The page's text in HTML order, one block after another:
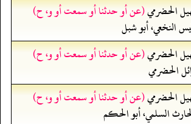
الحضرمي(عن أو حدثنا أو سمعت أو و، ح)
النخعي، أبو شبل
الحضرمي(عن أو حدثنا أو سمعت أو و، ح)
الحضرمي
الحضرمي(عن أو حدثنا أو سمعت أو و، ح)
السلمي، أبو الحكم